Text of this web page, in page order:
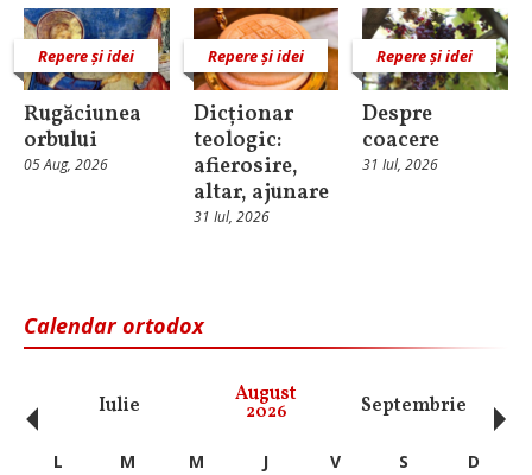
Repere și idei
Rugăciunea
orbului
05 Aug, 2026
Repere și idei
Dicționar
teologic:
afierosire,
altar, ajunare
31 Iul, 2026
Repere și idei
Despre
coacere
31 Iul, 2026
Calendar ortodox
Iulie August
2026 Septembrie
‹ L M M J V S
D